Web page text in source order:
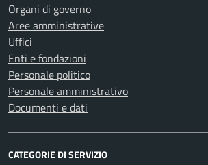
Organi di governo
Aree amministrative
Uffici
Enti e fondazioni
Personale politico
Personale amministrativo
Documenti e dati
CATEGORIE DI SERVIZIO